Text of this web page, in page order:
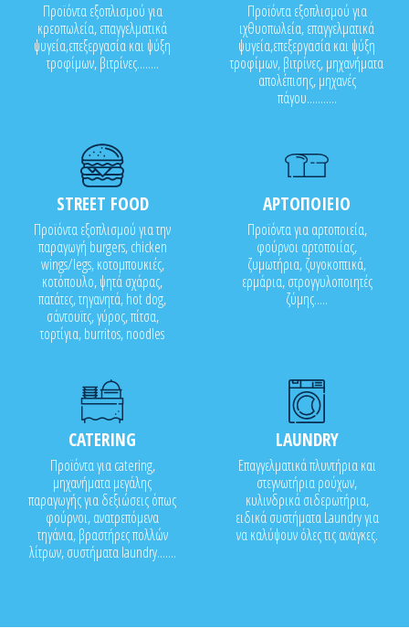
Προϊόντα εξοπλισμού για
κρεοπωλεία, επαγγελματικά
ψυγεία,επεξεργασία και ψύξη
τροφίμων, βιτρίνες........
Προϊόντα εξοπλισμού για
ιχθυοπωλεία, επαγγελματικά
ψυγεία,επεξεργασία και ψύξη
τροφίμων, βιτρίνες, μηχανήματα
απολέπισης, μηχανές
πάγου...........
STREET FOOD
Προϊόντα εξοπλισμού για την
παραγωγή burgers, chicken
wings/legs, κοτομπουκιές,
κοτόπουλο, ψητά σχάρας,
πατάτες, τηγανητά, hot dog,
σάντουϊτς, γύρος, πίτσα,
τορτίγια, burritos, noodles
ΑΡΤΟΠΟΙΕΙΟ
Προϊόντα για αρτοποιεία,
φούρνοι αρτοποιίας,
ζυμωτήρια, ζυγοκοπτικά,
ερμάρια, στρογγυλοποιητές
ζύμης.....
CATERING
Προϊόντα για catering,
μηχανήματα μεγάλης
παραγωγής για δεξιώσεις όπως
φούρνοι, ανατρεπόμενα
τηγάνια, βραστήρες πολλών
λίτρων, συστήματα laundry.......
LAUNDRY
Επαγγελματικά πλυντήρια και
στεγνωτήρια ρούχων,
κυλινδρικά σιδερωτήρια,
ειδικά συστήματα Laundry για
να καλύψουν όλες τις ανάγκες.